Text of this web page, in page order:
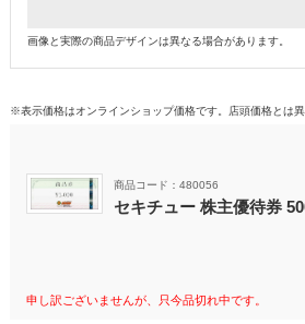
画像と実際の商品デザインは異なる場合があります。
※表示価格はオンラインショップ価格です。店頭価格とは異
商品コード：480056
セキチュー 株主優待券
申し訳ございませんが、只今品切れ中です。